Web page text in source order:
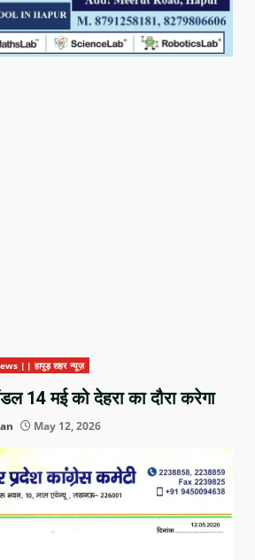
|| हापुड़ शहर न्यूज़
14 मई को देहरा का दौरा करेगा
May 12, 2026